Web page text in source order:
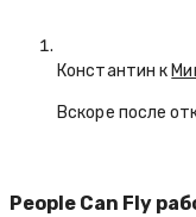
Константин к
Вскоре после
People Can Fly